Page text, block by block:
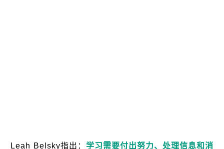
Leah Belsky指出： 学习需要付出努力、处理信息和消